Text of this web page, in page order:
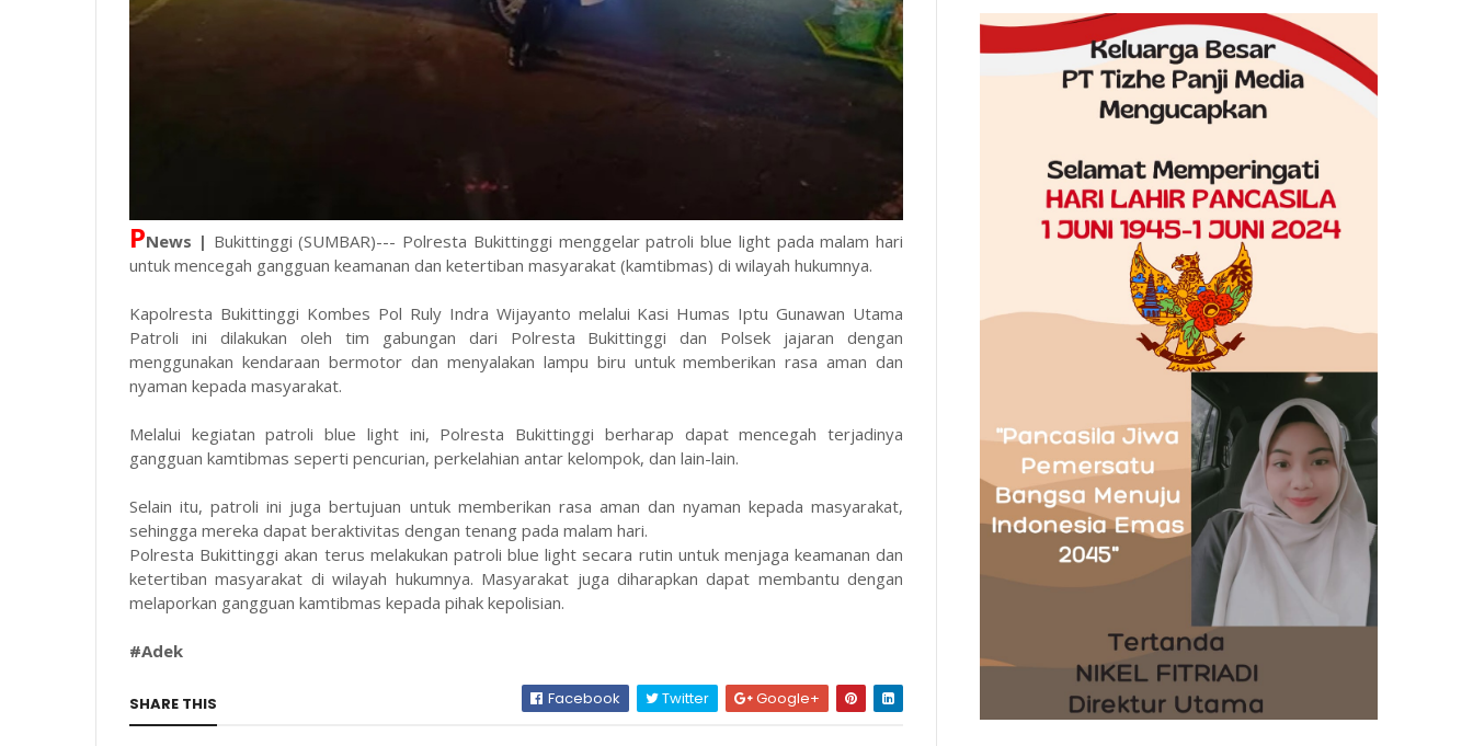
PNews | Bukittinggi (SUMBAR)--- Polresta Bukittinggi menggelar patroli blue light pada malam hari
untuk mencegah gangguan keamanan dan ketertiban masyarakat (kamtibmas) di wilayah hukumnya.
Kapolresta Bukittinggi Kombes Pol Ruly Indra Wijayanto melalui Kasi Humas Iptu Gunawan Utama
Patroli ini dilakukan oleh tim gabungan dari Polresta Bukittinggi dan Polsek jajaran dengan
menggunakan kendaraan bermotor dan menyalakan lampu biru untuk memberikan rasa aman dan
nyaman kepada masyarakat.
Melalui kegiatan patroli blue light ini, Polresta Bukittinggi berharap dapat mencegah terjadinya
gangguan kamtibmas seperti pencurian, perkelahian antar kelompok, dan lain-lain.
Selain itu, patroli ini juga bertujuan untuk memberikan rasa aman dan nyaman kepada masyarakat,
sehingga mereka dapat beraktivitas dengan tenang pada malam hari.
Polresta Bukittinggi akan terus melakukan patroli blue light secara rutin untuk menjaga keamanan dan
ketertiban masyarakat di wilayah hukumnya. Masyarakat juga diharapkan dapat membantu dengan
melaporkan gangguan kamtibmas kepada pihak kepolisian.
#Adek
SHARE THIS Facebook Twitter Google+